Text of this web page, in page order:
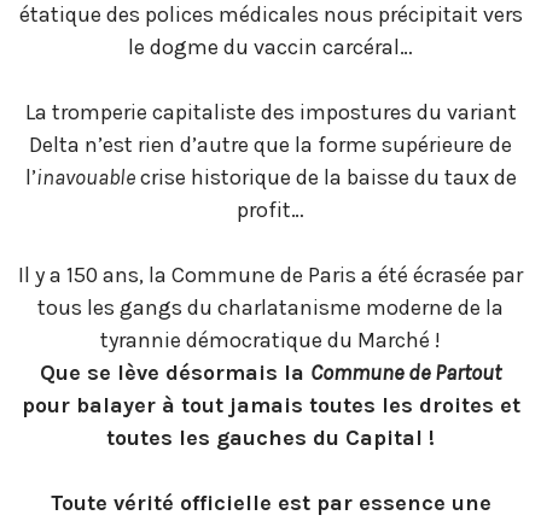
étatique des polices médicales nous précipitait vers
le dogme du vaccin carcéral…
La tromperie capitaliste des impostures du variant
Delta n’est rien d’autre que la forme supérieure de
l’inavouablecrise historique de la baisse du taux de
profit…
Il y a 150 ans, la Commune de Paris a été écrasée par
tous les gangs du charlatanisme moderne de la
tyrannie démocratique du Marché !
Que se lève désormais la Commune de Partout
pour balayer à tout jamais toutes les droites et
toutes les gauches du Capital !
Toute vérité officielle est par essence une